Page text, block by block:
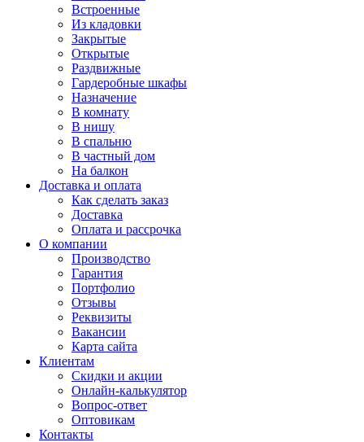
Встроенные
Из кладовки
Закрытые
Открытые
Раздвижные
Гардеробные шкафы
Назначение
В комнату
В нишу
В спальню
В частный дом
На балкон
Доставка и оплата
Как сделать заказ
Доставка
Оплата и рассрочка
О компании
Производство
Гарантия
Портфолио
Отзывы
Реквизиты
Вакансии
Карта сайта
Клиентам
Скидки и акции
Онлайн-калькулятор
Вопрос-ответ
Оптовикам
Контакты